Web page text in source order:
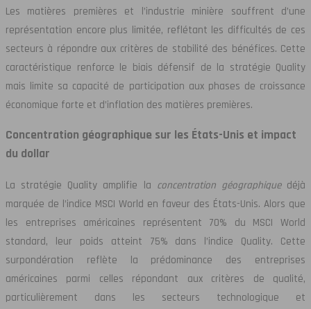
Les matières premières et l’industrie minière souffrent d’une
représentation encore plus limitée, reflétant les difficultés de ces
secteurs à répondre aux critères de stabilité des bénéfices. Cette
caractéristique renforce le biais défensif de la stratégie Quality
mais limite sa capacité de participation aux phases de croissance
économique forte et d’inflation des matières premières.
Concentration géographique sur les États-Unis et impact
du dollar
La stratégie Quality amplifie la concentration géographiquedéjà
marquée de l’indice MSCI World en faveur des États-Unis. Alors que
les entreprises américaines représentent 70% du MSCI World
standard, leur poids atteint 75% dans l’indice Quality. Cette
surpondération reflète la prédominance des entreprises
américaines parmi celles répondant aux critères de qualité,
particulièrement dans les secteurs technologique et